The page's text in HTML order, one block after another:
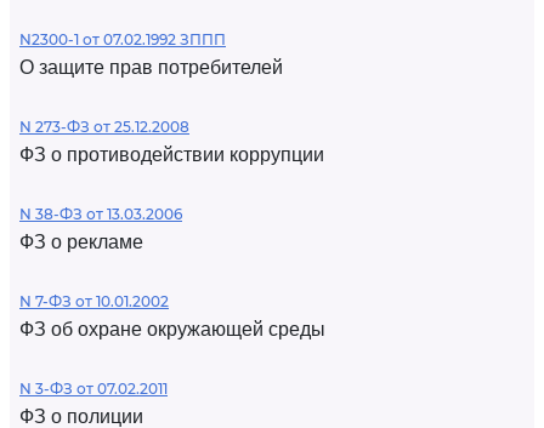
N2300-1 от 07.02.1992 ЗППП
О защите прав потребителей
N 273-ФЗ от 25.12.2008
ФЗ о противодействии коррупции
N 38-ФЗ от 13.03.2006
ФЗ о рекламе
N 7-ФЗ от 10.01.2002
ФЗ об охране окружающей среды
N 3-ФЗ от 07.02.2011
ФЗ о полиции